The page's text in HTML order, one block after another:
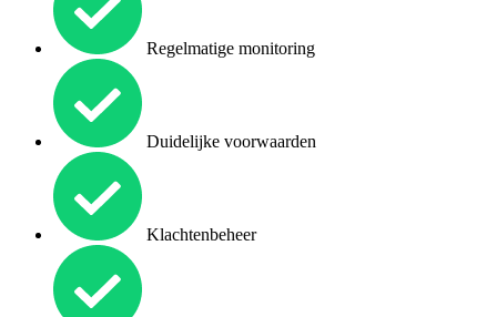
Regelmatige monitoring
Duidelijke voorwaarden
Klachtenbeheer